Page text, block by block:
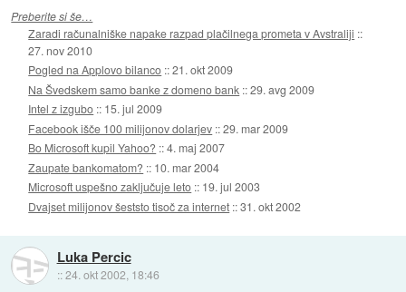
Preberite si še…
Zaradi računalniške napake razpad plačilnega prometa v Avstraliji ::
27. nov 2010
Pogled na Applovo bilanco ::21. okt 2009
Na Švedskem samo banke z domeno bank ::29. avg 2009
Intel z izgubo :: 15. jul 2009
Facebook išče 100 milijonov dolarjev ::29. mar 2009
Bo Microsoft kupil Yahoo? ::4. maj 2007
Zaupate bankomatom? :: 10. mar 2004
Microsoft uspešno zaključuje leto :: 19. jul 2003
Dvajset milijonov šeststo tisoč za internet ::31. okt 2002
Luka Percic
::24. okt 2002, 18:46